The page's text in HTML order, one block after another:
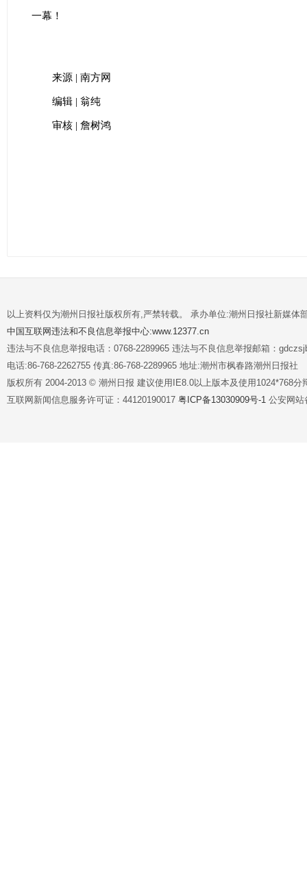
一幕！
来源 | 南方网
编辑 | 翁纯
审核 | 詹树鸿
以上资料仅为潮州日报社版权所有,严禁转载。 承办单位:潮州日报社新媒体
中国互联网违法和不良信息举报中心:www.12377.cn
违法与不良信息举报电话：0768-2289965 违法与不良信息举报邮箱：
电话:86-768-2262755 传真:86-768-2289965 地址:潮州市枫春路潮州日报社
版权所有 2004-2013 © 潮州日报 建议使用IE8.0以上版本及使用1024*768分
互联网新闻信息服务许可证：44120190017 粤ICP备13030909号-1 公安网站